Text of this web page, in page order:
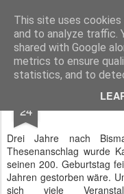
This site uses
and to analyze traffic.
shared with Google
metrics to ensure
statistics, and to
BTB concept
24 Karl Marx
Drei Jahre nach
Thesenanschlag wurde
seinen 200. Geburtstag
Jahren gestorben wäre.
sich viele